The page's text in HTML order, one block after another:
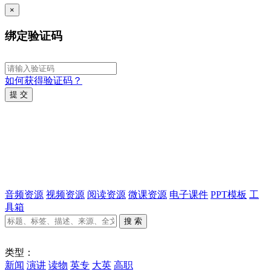
×
绑定验证码
如何获得验证码？
提 交
音频资源 视频资源 阅读资源 微课资源 电子课件 PPT模板 工
具箱
搜 索
类型：
新闻 演讲 读物 英专 大英 高职